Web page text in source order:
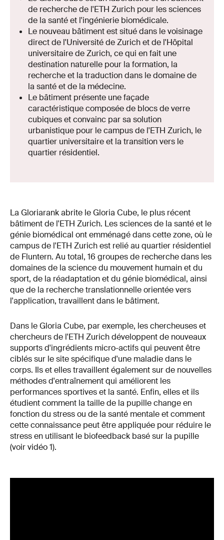
de recherche de l'ETH Zurich pour les sciences
de la santé et l'ingénierie biomédicale.
Le nouveau bâtiment est situé dans le voisinage
direct de l'Université de Zurich et de l'Hôpital
universitaire de Zurich, ce qui en fait une
destination naturelle pour la formation, la
recherche et la traduction dans le domaine de
la santé et de la médecine.
Le bâtiment présente une façade
caractéristique composée de blocs de verre
cubiques et convainc par sa solution
urbanistique pour le campus de l'ETH Zurich, le
quartier universitaire et la transition vers le
quartier résidentiel.
La Gloriarank abrite le Gloria Cube, le plus récent
bâtiment de l'ETH Zurich. Les sciences de la santé et le
génie biomédical ont emménagé dans cette zone, où le
campus de l'ETH Zurich est relié au quartier résidentiel
de Fluntern. Au total, 16 groupes de recherche dans les
domaines de la science du mouvement humain et du
sport, de la réadaptation et du génie biomédical, ainsi
que de la recherche translationnelle orientée vers
l'application, travaillent dans le bâtiment.
Dans le Gloria Cube, par exemple, les chercheuses et
chercheurs de l'ETH Zurich développent de nouveaux
supports d'ingrédients micro-actifs qui peuvent être
ciblés sur le site spécifique d'une maladie dans le
corps. Ils et elles travaillent également sur de nouvelles
méthodes d'entraînement qui améliorent les
performances sportives et la santé. Enfin, elles et ils
étudient comment la taille de la pupille change en
fonction du stress ou de la santé mentale et comment
cette connaissance peut être appliquée pour réduire le
stress en utilisant le biofeedback basé sur la pupille
(voir vidéo 1).